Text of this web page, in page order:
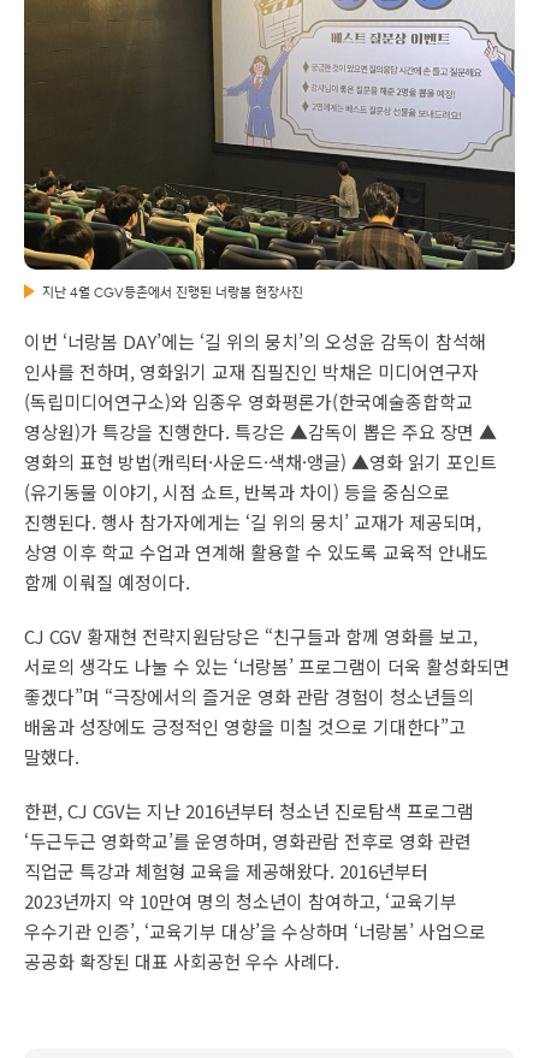
지난 4월 CGV등촌에서 진행된 너랑봄 현장사진
이번 ‘너랑봄 DAY’에는 ‘길 위의 뭉치’의 오성윤 감독이 참석해
인사를 전하며, 영화읽기 교재 집필진인 박채은 미디어연구자
(독립미디어연구소)와 임종우 영화평론가(한국예술종합학교
영상원)가 특강을 진행한다. 특강은 ▲감독이 뽑은 주요 장면 ▲
영화의 표현 방법(캐릭터·사운드·색채·앵글) ▲영화 읽기 포인트
(유기동물 이야기, 시점 쇼트, 반복과 차이) 등을 중심으로
진행된다. 행사 참가자에게는 ‘길 위의 뭉치’ 교재가 제공되며,
상영 이후 학교 수업과 연계해 활용할 수 있도록 교육적 안내도
함께 이뤄질 예정이다.
CJ CGV 황재현 전략지원담당은 “친구들과 함께 영화를 보고,
서로의 생각도 나눌 수 있는 ‘너랑봄’ 프로그램이 더욱 활성화되면
좋겠다”며 “극장에서의 즐거운 영화 관람 경험이 청소년들의
배움과 성장에도 긍정적인 영향을 미칠 것으로 기대한다”고
말했다.
한편, CJ CGV는 지난 2016년부터 청소년 진로탐색 프로그램
‘두근두근 영화학교’를 운영하며, 영화관람 전후로 영화 관련
직업군 특강과 체험형 교육을 제공해왔다. 2016년부터
2023년까지 약 10만여 명의 청소년이 참여하고, ‘교육기부
우수기관 인증’, ‘교육기부 대상’을 수상하며 ‘너랑봄’ 사업으로
공공화 확장된 대표 사회공헌 우수 사례다.